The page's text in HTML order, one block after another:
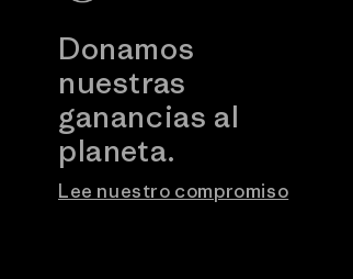
Donamos
nuestras
ganancias al
planeta.
Lee nuestro compromiso